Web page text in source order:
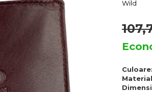
Wild
Culoare: